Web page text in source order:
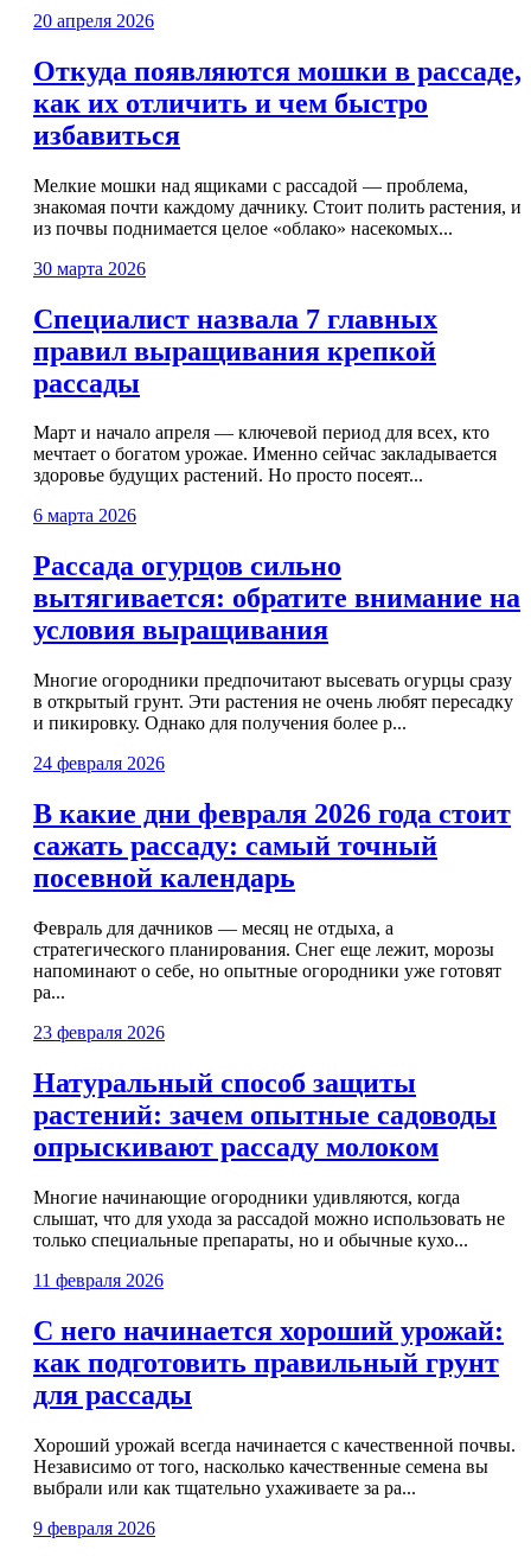
20 апреля 2026
Откуда появляются мошки в рассаде,
как их отличить и чем быстро
избавиться
Мелкие мошки над ящиками с рассадой — проблема,
знакомая почти каждому дачнику. Стоит полить растения, и
из почвы поднимается целое «облако» насекомых...
30 марта 2026
Специалист назвала 7 главных
правил выращивания крепкой
рассады
Март и начало апреля — ключевой период для всех, кто
мечтает о богатом урожае. Именно сейчас закладывается
здоровье будущих растений. Но просто посеят...
6 марта 2026
Рассада огурцов сильно
вытягивается: обратите внимание на
условия выращивания
Многие огородники предпочитают высевать огурцы сразу
в открытый грунт. Эти растения не очень любят пересадку
и пикировку. Однако для получения более р...
24 февраля 2026
В какие дни февраля 2026 года стоит
сажать рассаду: самый точный
посевной календарь
Февраль для дачников — месяц не отдыха, а
стратегического планирования. Снег еще лежит, морозы
напоминают о себе, но опытные огородники уже готовят
ра...
23 февраля 2026
Натуральный способ защиты
растений: зачем опытные садоводы
опрыскивают рассаду молоком
Многие начинающие огородники удивляются, когда
слышат, что для ухода за рассадой можно использовать не
только специальные препараты, но и обычные кухо...
11 февраля 2026
С него начинается хороший урожай:
как подготовить правильный грунт
для рассады
Хороший урожай всегда начинается с качественной почвы.
Независимо от того, насколько качественные семена вы
выбрали или как тщательно ухаживаете за ра...
9 февраля 2026